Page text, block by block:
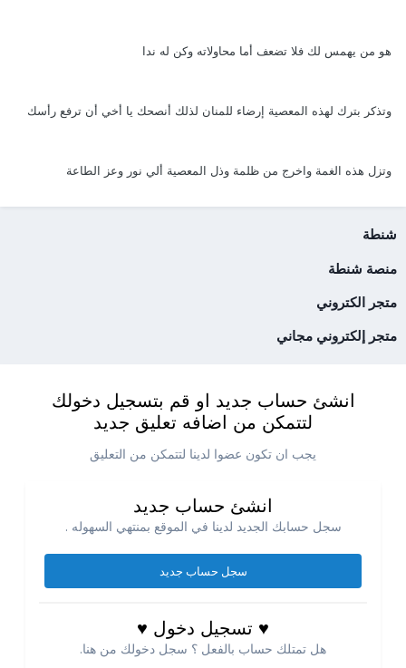
هو من يهمس لك فلا تضعف أما محاولاته وكن له ندا
وتذكر بترك لهذه المعصية إرضاء للمنان لذلك أنصحك يا أخي أن ترفع رأسك
وتزل هذه الغمة واخرج من ظلمة وذل المعصية ألي نور وعز الطاعة
شنطة
منصة شنطة
متجر الكتروني
متجر إلكتروني مجاني
انشئ حساب جديد او قم بتسجيل دخولك
لتتمكن من اضافه تعليق جديد
يجب ان تكون عضوا لدينا لتتمكن من التعليق
انشئ حساب جديد
سجل حسابك الجديد لدينا في الموقع بمنتهي السهوله .
سجل حساب جديد
♥ تسجيل دخول ♥
هل تمتلك حساب بالفعل ؟ سجل دخولك من هنا.